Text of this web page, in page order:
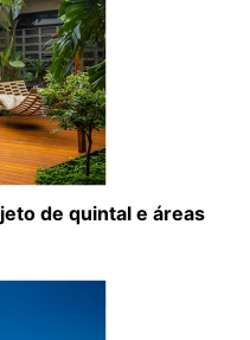
de quintal e áreas